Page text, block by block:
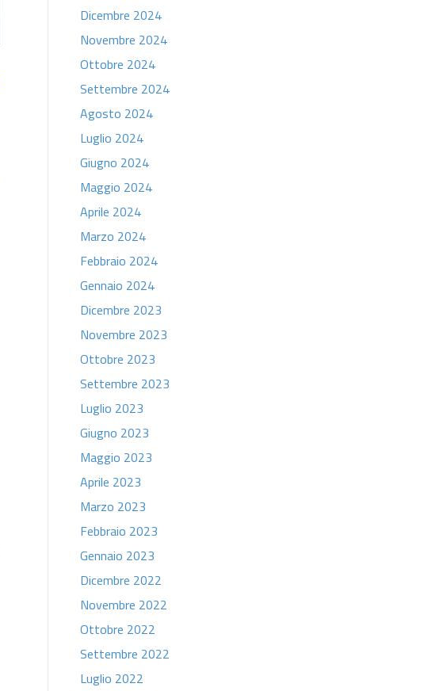
Dicembre 2024
Novembre 2024
Ottobre 2024
Settembre 2024
Agosto 2024
Luglio 2024
Giugno 2024
Maggio 2024
Aprile 2024
Marzo 2024
Febbraio 2024
Gennaio 2024
Dicembre 2023
Novembre 2023
Ottobre 2023
Settembre 2023
Luglio 2023
Giugno 2023
Maggio 2023
Aprile 2023
Marzo 2023
Febbraio 2023
Gennaio 2023
Dicembre 2022
Novembre 2022
Ottobre 2022
Settembre 2022
Luglio 2022